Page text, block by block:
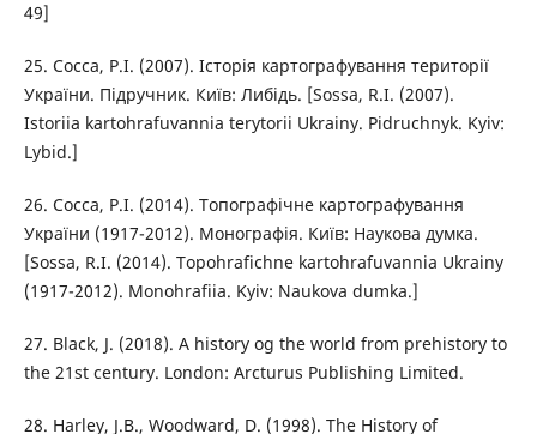
49]
25. Сосса, Р.І. (2007). Історія картографування території
України. Підручник. Київ: Либідь. [Sossa, R.I. (2007).
Istoriia kartohrafuvannia terytorii Ukrainy. Pidruchnyk. Kyiv:
Lybid.]
26. Сосса, Р.І. (2014). Топографічне картографування
України (1917-2012). Монографія. Київ: Наукова думка.
[Sossa, R.I. (2014). Topohrafichne kartohrafuvannia Ukrainy
(1917-2012). Monohrafiia. Kyiv: Naukova dumka.]
27. Black, J. (2018). A history og the world from prehistory to
the 21st century. London: Arcturus Publishing Limited.
28. Harley, J.B., Woodward, D. (1998). The History of